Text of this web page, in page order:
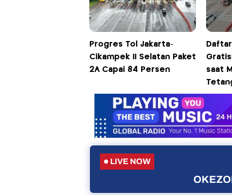
Progres Tol Jakarta-
Cikampek II Selatan Paket
2A Capai 84 Persen
saat
LIVE NOW